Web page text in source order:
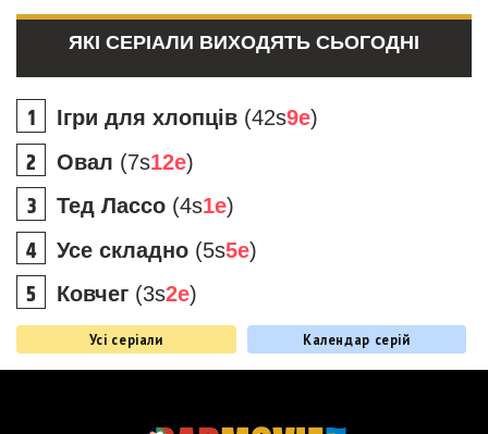
ЯКІ СЕРІАЛИ ВИХОДЯТЬ СЬОГОДНІ
Ігри для хлопців (42s9e)
Овал (7s12e)
Тед Лассо (4s1e)
Усе складно (5s5e)
Ковчег (3s2e)
Усі серіали Календар серій